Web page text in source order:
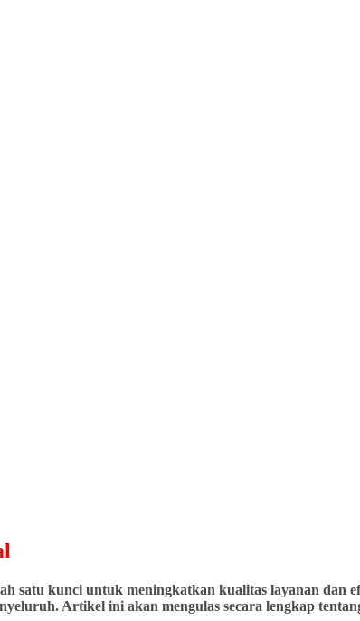
satu kunci untuk meningkatkan kualitas layanan dan
Artikel ini akan mengulas secara lengkap